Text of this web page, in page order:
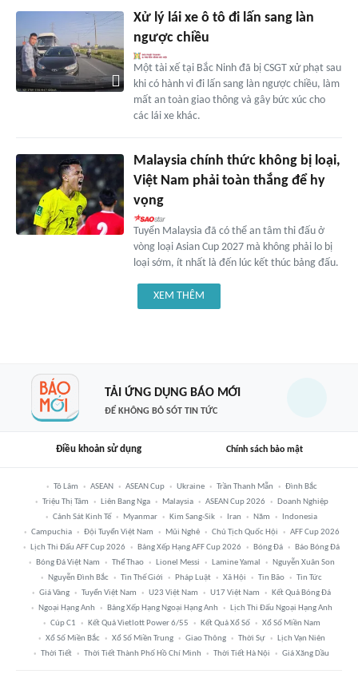
Xử lý lái xe ô tô đi lấn sang làn
ngược chiều
Một tài xế tại Bắc Ninh đã bị CSGT xử phạt sau
khi có hành vi đi lấn sang làn ngược chiều, làm
mất an toàn giao thông và gây bức xúc cho
các lái xe khác.
Malaysia chính thức không bị loại,
Việt Nam phải toàn thắng để hy
vọng
Tuyển Malaysia đã có thể an tâm thi đấu ở
vòng loại Asian Cup 2027 mà không phải lo bị
loại sớm, ít nhất là đến lúc kết thúc bảng đấu.
XEM THÊM
TẢI ỨNG DỤNG BÁO MỚI
ĐỂ KHÔNG BỎ SÓT TIN TỨC
Điều khoản sử dụng Chính sách bảo mật
Tô Lâm ASEAN ASEAN Cup Ukraine Trần Thanh Mẫn
Đình Bắc
Triệu Thị Tâm
Liên Bang Nga Malaysia ASEAN Cup 2026
Doanh Nghiệp
Cảnh Sát Kinh Tế
Myanmar Kim Sang-Sik Iran Năm
Indonesia
Campuchia
Đội Tuyển Việt Nam Mũi Nghê Chủ Tịch Quốc Hội
AFF Cup 2026
Lịch Thi Đấu AFF Cup 2026
Bảng Xếp Hạng AFF Cup 2026 Bóng Đá
Báo Bóng Đá
Bóng Đá Việt Nam
Thể Thao Lionel Messi Lamine Yamal
Nguyễn Xuân Son
Nguyễn Đình Bắc
Tin Thế Giới Pháp Luật Xã Hội Tin Bão
Tin Tức
Giá Vàng
Tuyển Việt Nam U23 Việt Nam U17 Việt Nam
Kết Quả Bóng Đá
Ngoại Hạng Anh
Bảng Xếp Hạng Ngoại Hạng Anh
Lịch Thi Đấu Ngoại Hạng Anh
Cúp C1
Kết Quả Vietlott Power 6/55 Kết Quả Xổ Số
Xổ Số Miền Nam
Xổ Số Miền Bắc
Xổ Số Miền Trung Giao Thông Thời Sự
Lịch Vạn Niên
Thời Tiết
Thời Tiết Thành Phố Hồ Chí Minh Thời Tiết Hà Nội Giá Xăng Dầu